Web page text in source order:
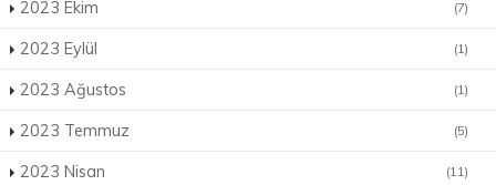
2023 Ekim (7)
2023 Eylül (1)
2023 Ağustos (1)
2023 Temmuz (5)
2023 Nisan (11)